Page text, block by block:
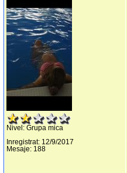
Nivel: Grupa mica
Inregistrat: 12/9/2017
Mesaje: 188